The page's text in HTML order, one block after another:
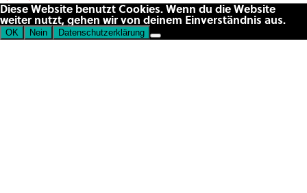
Diese Website benutzt Cookies. Wenn du die Website
weiter nutzt, gehen wir von deinem Einverständnis aus.
OK Nein Datenschutzerklärung